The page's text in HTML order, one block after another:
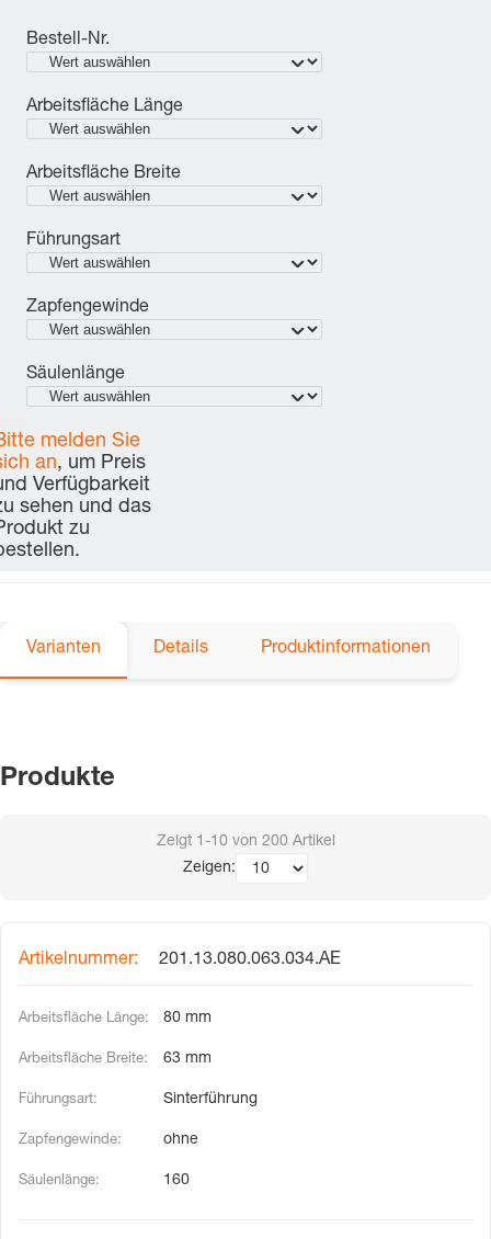
Bestell-Nr.
Arbeitsfläche Länge
Arbeitsfläche Breite
Führungsart
Zapfengewinde
Säulenlänge
melden Sie
an, um Preis
Verfügbarkeit
sehen und das
zu
Varianten Details Produktinformationen
Produkte
Zeigt 1-10 von 200 Artikel
Zeigen:
201.13.080.063.034.AE
80 mm
63 mm
Sinterführung
ohne
160